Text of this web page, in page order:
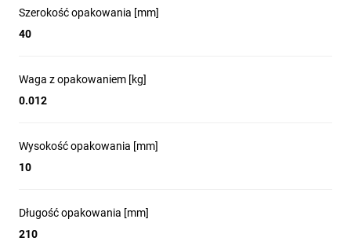
Szerokość opakowania [mm]
40
Waga z opakowaniem [kg]
0.012
Wysokość opakowania [mm]
10
Długość opakowania [mm]
210